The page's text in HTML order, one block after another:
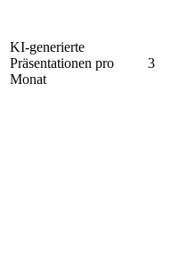
KI-generierte
Präsentationen pro
Monat
3